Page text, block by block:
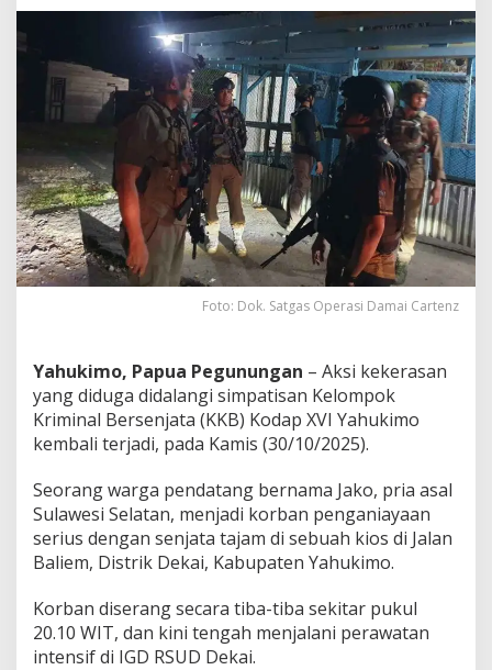
r
g
a
P
e
n
d
a
t
a
n
g
d
D
i
Foto: Dok. Satgas Operasi Damai Cartenz
Yahukimo, Papua Pegunungan – Aksi kekerasan
yang diduga didalangi simpatisan Kelompok
Kriminal Bersenjata (KKB) Kodap XVI Yahukimo
kembali terjadi, pada Kamis (30/10/2025).
Seorang warga pendatang bernama Jako, pria asal
Sulawesi Selatan, menjadi korban penganiayaan
serius dengan senjata tajam di sebuah kios di Jalan
Baliem, Distrik Dekai, Kabupaten Yahukimo.
Korban diserang secara tiba-tiba sekitar pukul
20.10 WIT, dan kini tengah menjalani perawatan
intensif di IGD RSUD Dekai.